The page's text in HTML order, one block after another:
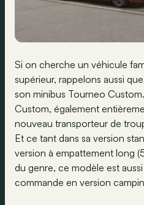
Si on cherche un véhicule
supérieur, rappelons aussi
son minibus Tourneo
Custom, également
nouveau transporteur de
Et ce tant dans sa version
version à empattement long
du genre, ce modèle est
commande en version